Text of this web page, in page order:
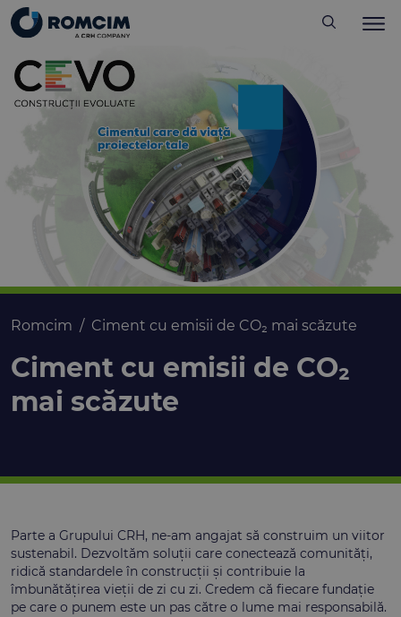
Romcim Ciment cu emisii de CO₂ mai scăzute
Ciment cu emisii de CO₂
mai scăzute
Parte a Grupului CRH, ne-am angajat să construim un viitor
sustenabil. Dezvoltăm soluții care conectează comunități,
ridică standardele în construcții și contribuie la
îmbunătățirea vieții de zi cu zi. Credem că fiecare fundație
pe care o punem este un pas către o lume mai responsabilă.